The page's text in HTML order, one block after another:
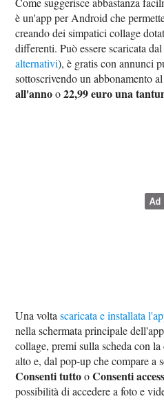
è un'app per Android che
creando dei simpatici collage
differenti. Può essere scaricata
alternativi), è gratis con annunci
sottoscrivendo un abbonamento
all'annoo22,99 euro una
Una voltascaricata e installata
nella schermata principale
collage, premi sulla scheda con
alto e, dal pop-up che compare a
Consenti tuttooConsenti
possibilità di accedere a foto e